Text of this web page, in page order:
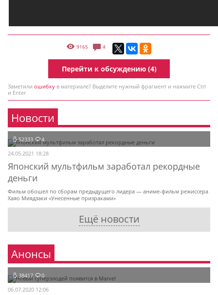
9165 4
Перейти к обсуждению (4)
Заметили ошибку в материале? Выделите нужный фрагмент и нажмите Ctrl
и Enter
Новости
52333 4
24.05.2021 18:28
Японский мультфильм заработал рекордные
деньги
Фильм обошел по сборам предыдущего лидера — аниме-фильм режиссера
Хаяо Миядзаки «Унесенные призраками»
Ещё новости
Анонсы
38417 0
06.07.2020 12:06